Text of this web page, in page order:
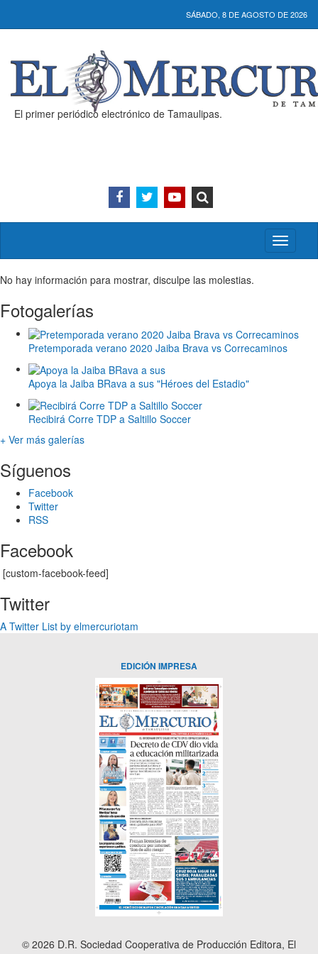
SÁBADO, 8 DE AGOSTO DE 2026
El primer periódico electrónico de Tamaulipas.
Activar/
menú
No hay información para mostrar, disculpe las molestias.
Fotogalerías
Pretemporada verano 2020 Jaiba Brava vs Correcaminos
Apoya la Jaiba BRava a sus "Héroes del Estadio"
Recibirá Corre TDP a Saltillo Soccer
+ Ver más galerías
Síguenos
Facebook
Twitter
RSS
Facebook
[custom-facebook-feed]
Twitter
A Twitter List by elmercuriotam
EDICIÓN IMPRESA
© 2026 D.R. Sociedad Cooperativa de Producción Editora, El